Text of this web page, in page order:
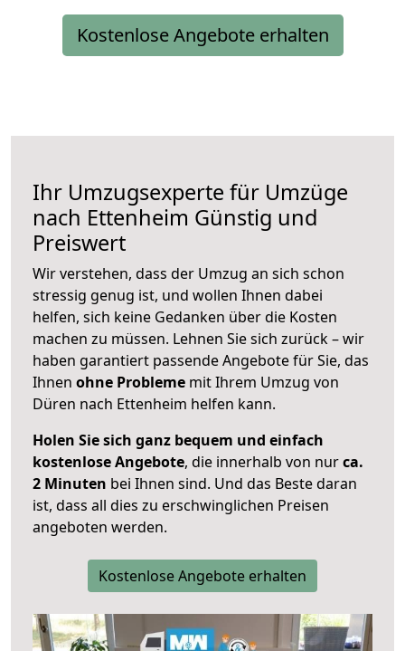
Kostenlose Angebote erhalten
Ihr Umzugsexperte für Umzüge
nach Ettenheim Günstig und
Preiswert
Wir verstehen, dass der Umzug an sich schon
stressig genug ist, und wollen Ihnen dabei
helfen, sich keine Gedanken über die Kosten
machen zu müssen. Lehnen Sie sich zurück – wir
haben garantiert passende Angebote für Sie, das
Ihnen ohne Probleme mit Ihrem Umzug von
Düren nach Ettenheim helfen kann.
Holen Sie sich ganz bequem und einfach
kostenlose Angebote, die innerhalb von nurca.
2 Minuten bei Ihnen sind. Und das Beste daran
ist, dass all dies zu erschwinglichen Preisen
angeboten werden.
Kostenlose Angebote erhalten